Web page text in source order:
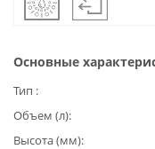
Основные
Тип
Объем (л)
Высота (мм)